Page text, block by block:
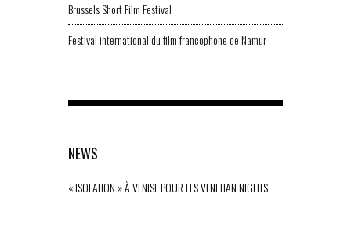
Brussels Short Film Festival
Festival international du film francophone de Namur
NEWS
-
« ISOLATION » À VENISE POUR LES VENETIAN NIGHTS